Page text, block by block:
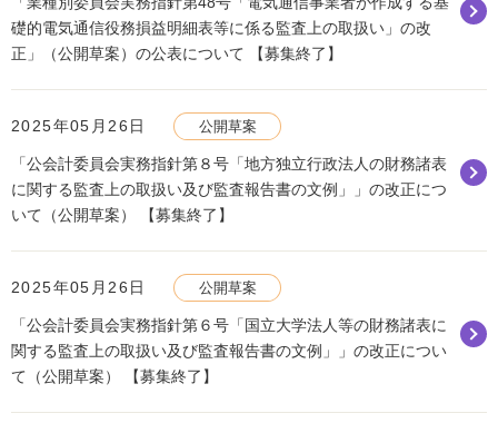
礎的電気通信役務損益明細表等に係る監査上の取扱い」の改
正」（公開草案）の公表について 【募集終了】
2025年05月26日 公開草案
「公会計委員会実務指針第８号「地方独立行政法人の財務諸表
に関する監査上の取扱い及び監査報告書の文例」」の改正につ
いて（公開草案） 【募集終了】
2025年05月26日 公開草案
「公会計委員会実務指針第６号「国立大学法人等の財務諸表に
関する監査上の取扱い及び監査報告書の文例」」の改正につい
て（公開草案） 【募集終了】